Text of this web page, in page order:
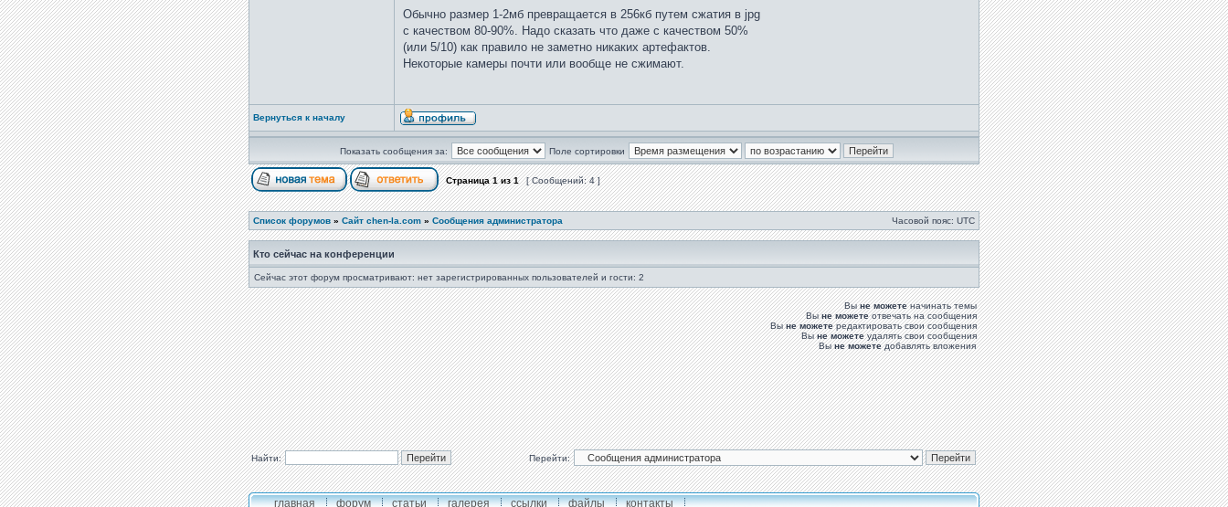
Обычно размер 1-2мб превращается в 256кб путем сжатия в jpg
с качеством 80-90%. Надо сказать что даже с качеством 50%
(или 5/10) как правило не заметно никаких артефактов.
Некоторые камеры почти или вообще не сжимают.
Вернуться к началу
Показать сообщения за: Поле сортировки
Страница1из1 [ Сообщений: 4 ]
Список форумов » Сайт chen-la.com » Сообщения администратора Часовой пояс: UTC
Кто сейчас на конференции
Сейчас этот форум просматривают: нет зарегистрированных пользователей и гости: 2
Выне можетеначинать темы
Выне можетеотвечать на сообщения
Выне можетередактировать свои сообщения
Выне можетеудалять свои сообщения
Выне можетедобавлять вложения
Найти: Перейти:
главная форум статьи галерея ссылки файлы контакты